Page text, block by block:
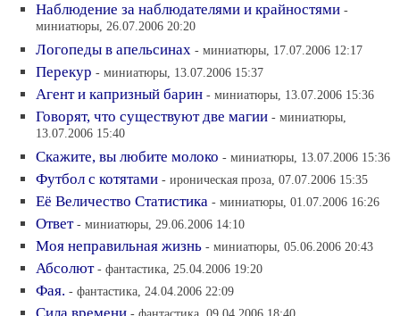
Наблюдение за наблюдателями и крайностями -
миниатюры, 26.07.2006 20:20
Логопеды в апельсинах - миниатюры, 17.07.2006 12:17
Перекур - миниатюры, 13.07.2006 15:37
Агент и капризный барин - миниатюры, 13.07.2006 15:36
Говорят, что существуют две магии - миниатюры,
13.07.2006 15:40
Скажите, вы любите молоко - миниатюры, 13.07.2006 15:36
Футбол с котятами - ироническая проза, 07.07.2006 15:35
Её Величество Статистика - миниатюры, 01.07.2006 16:26
Ответ - миниатюры, 29.06.2006 14:10
Моя неправильная жизнь - миниатюры, 05.06.2006 20:43
Абсолют - фантастика, 25.04.2006 19:20
Фая. - фантастика, 24.04.2006 22:09